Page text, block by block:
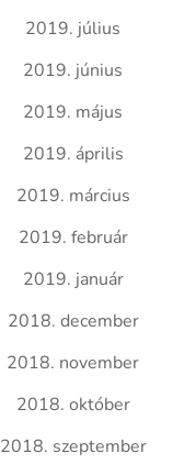
2019. július
2019. június
2019. május
2019. április
2019. március
2019. február
2019. január
2018. december
2018. november
2018. október
2018. szeptember